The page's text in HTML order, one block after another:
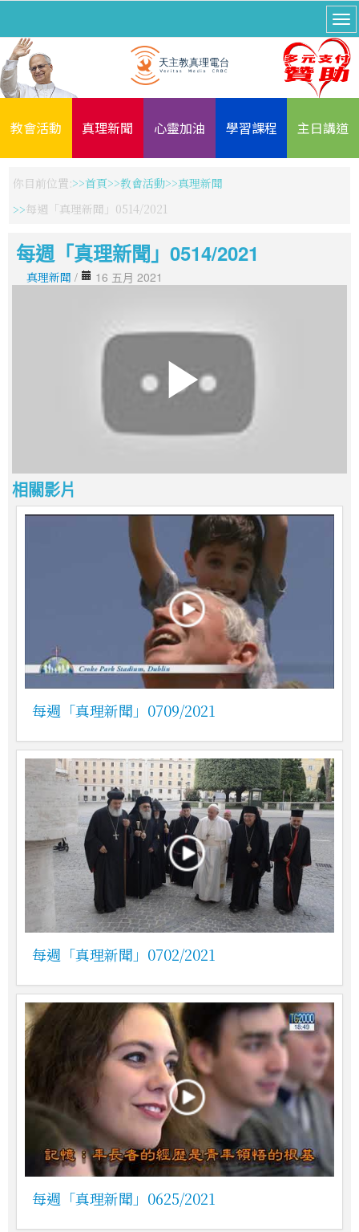
教會活動 真理新聞 心靈加油 學習課程 主日講道
你目前位置: 首頁 教會活動
真理新聞
每週「真理新聞」0514/2021
每週「真理新聞」0514/2021
真理新聞 / 16 五月 2021
相關影片
每週「真理新聞」0709/2021
每週「真理新聞」0702/2021
每週「真理新聞」0625/2021